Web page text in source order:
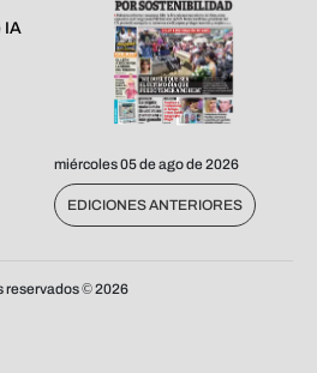
IA
miércoles 05 de ago de 2026
EDICIONES ANTERIORES
reservados ©2026